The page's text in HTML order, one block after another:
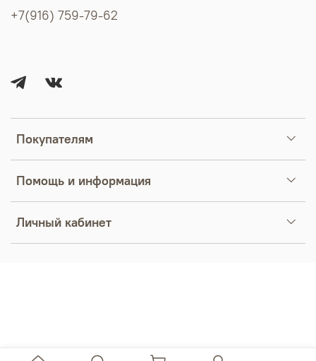
Покупателям
Помощь и информация
Личный кабинет
+7(916) 759-79-62